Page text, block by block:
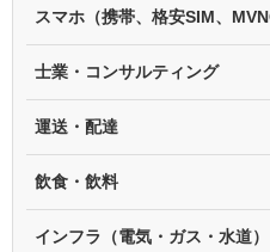
スマホ（携帯、格安SIM、
士業・コンサルティング
運送・配達
飲食・飲料
インフラ（電気・ガス・水道）